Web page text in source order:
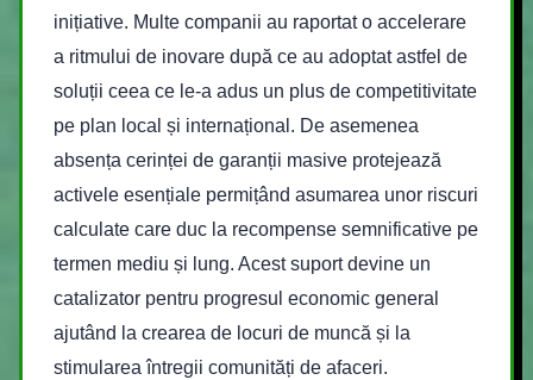
inițiative. Multe companii au raportat o accelerare
a ritmului de inovare după ce au adoptat astfel de
soluții ceea ce le-a adus un plus de competitivitate
pe plan local și internațional. De asemenea
absența cerinței de garanții masive protejează
activele esențiale permițând asumarea unor riscuri
calculate care duc la recompense semnificative pe
termen mediu și lung. Acest suport devine un
catalizator pentru progresul economic general
ajutând la crearea de locuri de muncă și la
stimularea întregii comunități de afaceri.